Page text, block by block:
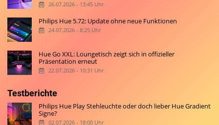
26.07.2026 - 13:45 Uhr
Philips Hue 5.72: Update ohne neue Funktionen
24.07.2026 - 8:25 Uhr
Hue Go XXL: Loungetisch zeigt sich in offizieller
Präsentation erneut
22.07.2026 - 10:31 Uhr
Testberichte
Philips Hue Play Stehleuchte oder doch lieber Hue Gradient
Signe?
02.07.2026 - 18:00 Uhr